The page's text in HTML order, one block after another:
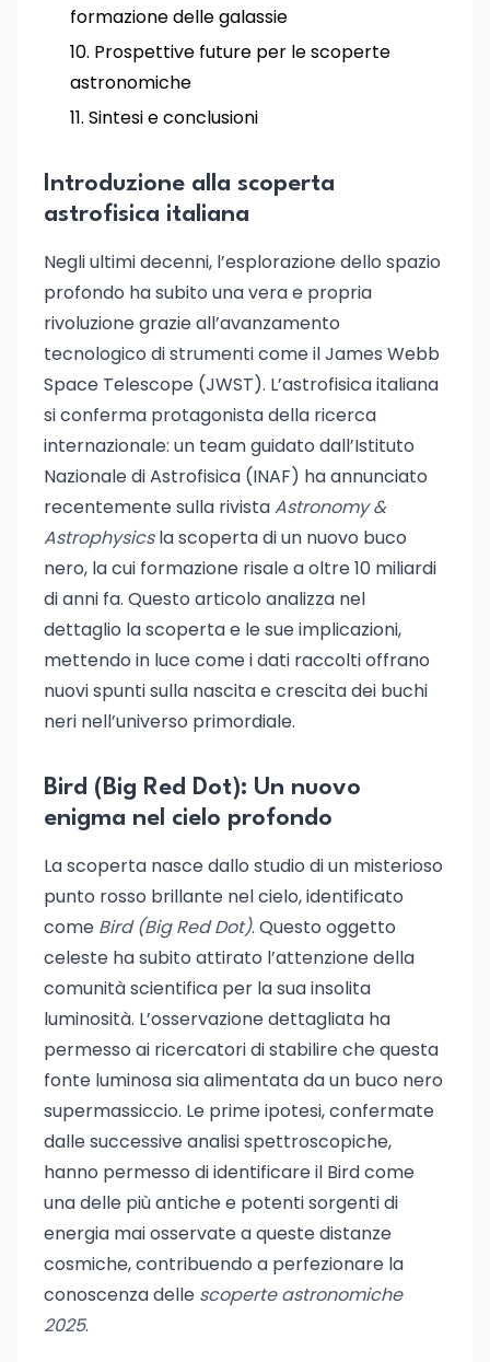
formazione delle galassie
Prospettive future per le scoperte
astronomiche
Sintesi e conclusioni
Introduzione alla scoperta
astrofisica italiana
Negli ultimi decenni, l’esplorazione dello spazio
profondo ha subito una vera e propria
rivoluzione grazie all’avanzamento
tecnologico di strumenti come il James Webb
Space Telescope (JWST). L’astrofisica italiana
si conferma protagonista della ricerca
internazionale: un team guidato dall’Istituto
Nazionale di Astrofisica (INAF) ha annunciato
recentemente sulla rivistaAstronomy &
Astrophysicsla scoperta di un nuovo buco
nero, la cui formazione risale a oltre 10 miliardi
di anni fa. Questo articolo analizza nel
dettaglio la scoperta e le sue implicazioni,
mettendo in luce come i dati raccolti offrano
nuovi spunti sulla nascita e crescita dei buchi
neri nell’universo primordiale.
Bird (Big Red Dot): Un nuovo
enigma nel cielo profondo
La scoperta nasce dallo studio di un misterioso
punto rosso brillante nel cielo, identificato
come Bird (Big Red Dot). Questo oggetto
celeste ha subito attirato l’attenzione della
comunità scientifica per la sua insolita
luminosità. L’osservazione dettagliata ha
permesso ai ricercatori di stabilire che questa
fonte luminosa sia alimentata da un buco nero
supermassiccio. Le prime ipotesi, confermate
dalle successive analisi spettroscopiche,
hanno permesso di identificare il Bird come
una delle più antiche e potenti sorgenti di
energia mai osservate a queste distanze
cosmiche, contribuendo a perfezionare la
conoscenza delle scoperte astronomiche
2025.